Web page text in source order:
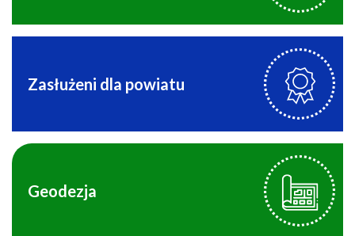
Zasłużeni dla powiatu
Geodezja